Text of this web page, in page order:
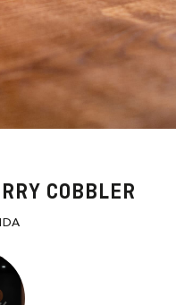
COBBLER